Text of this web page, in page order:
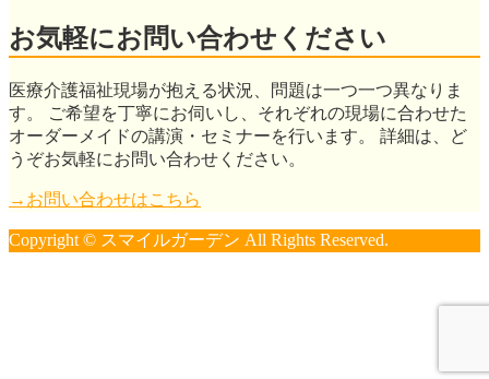
お気軽にお問い合わせください
医療介護福祉現場が抱える状況、問題は一つ一つ異なりま
す。 ご希望を丁寧にお伺いし、それぞれの現場に合わせた
オーダーメイドの講演・セミナーを行います。 詳細は、ど
うぞお気軽にお問い合わせください。
→お問い合わせはこちら
Copyright © スマイルガーデン All Rights Reserved.